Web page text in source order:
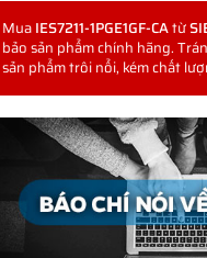
MuaIES7211-1PGE1GF-CAtừ
bảo sản phẩm chính hãng.
sản phẩm trôi nổi, kém chất